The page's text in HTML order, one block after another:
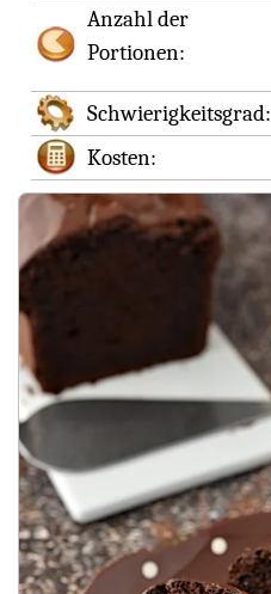
Anzahl der
Portionen:
Schwierigkeitsgrad:
Kosten: